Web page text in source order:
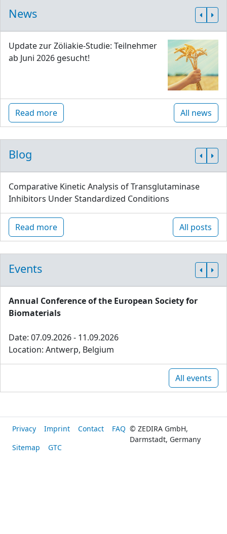
News
Update zur Zöliakie-Studie: Teilnehmer
ab Juni 2026 gesucht!
Read more All news
Blog
Comparative Kinetic Analysis of Transglutaminase
Inhibitors Under Standardized Conditions
Read more All posts
Events
Annual Conference of the European Society for
Biomaterials
Date: 07.09.2026 - 11.09.2026
Location: Antwerp, Belgium
All events
Privacy Imprint Contact
FAQ
Sitemap
GTC
© ZEDIRA GmbH,
Darmstadt, Germany